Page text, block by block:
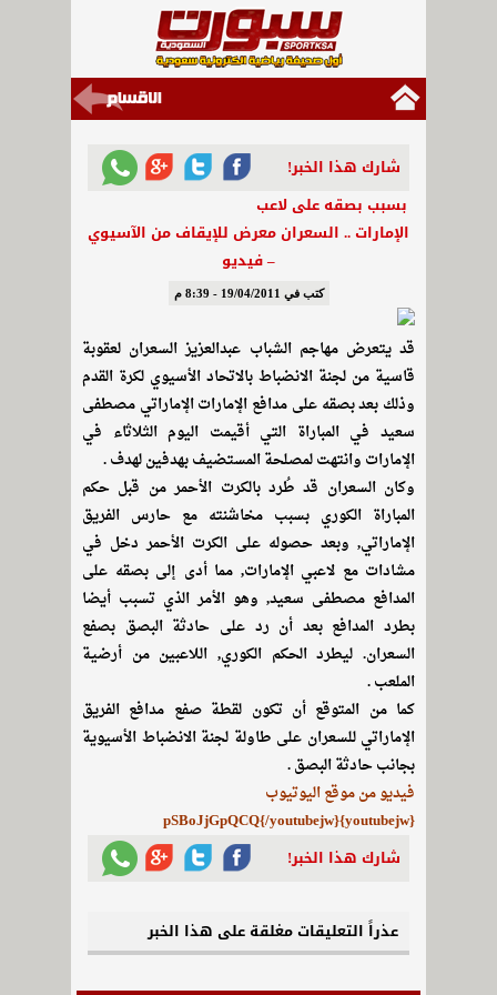
شارك هذا الخبر!
بسبب بصقه على لاعب
الإمارات .. السعران معرض للإيقاف من الآسيوي
– فيديو
كتب في 19/04/2011 - 8:39 م
قد يتعرض مهاجم الشباب عبدالعزيز السعران لعقوبة
قاسية من لجنة الانضباط بالاتحاد الأسيوي لكرة القدم
وذلك بعد بصقه على مدافع الإمارات الإماراتي مصطفى
سعيد في المباراة التي أقيمت اليوم الثلاثاء في
الإمارات وانتهت لمصلحة المستضيف بهدفين لهدف .
وكان السعران قد طُرد بالكرت الأحمر من قبل حكم
المباراة الكوري بسبب مخاشنته مع حارس الفريق
الإماراتي, وبعد حصوله على الكرت الأحمر دخل في
مشادات مع لاعبي الإمارات, مما أدى إلى بصقه على
المدافع مصطفى سعيد, وهو الأمر الذي تسبب أيضا
بطرد المدافع بعد أن رد على حادثة البصق بصفع
السعران. ليطرد الحكم الكوري, اللاعبين من أرضية
الملعب .
كما من المتوقع أن تكون لقطة صفع مدافع الفريق
الإماراتي للسعران على طاولة لجنة الانضباط الأسيوية
بجانب حادثة البصق .
فيديو من موقع اليوتيوب
{youtubejw}pSBoJjGpQCQ{/youtubejw}
شارك هذا الخبر!
عذراً التعليقات مغلقة على هذا الخبر